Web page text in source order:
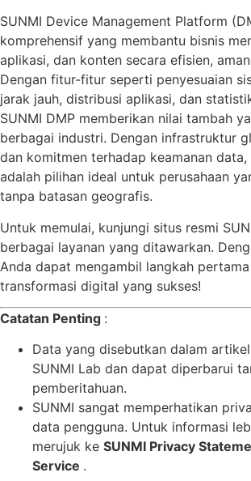
SUNMI Device Management Platform
komprehensif yang membantu bisnis
aplikasi, dan konten secara efisien,
Dengan fitur-fitur seperti penyesuaian
jarak jauh, distribusi aplikasi, dan
SUNMI DMP memberikan nilai tambah
berbagai industri. Dengan infrastruktur
dan komitmen terhadap keamanan data,
adalah pilihan ideal untuk perusahaan
tanpa batasan geografis.
Untuk memulai, kunjungi situs resmi
berbagai layanan yang ditawarkan.
Anda dapat mengambil langkah
transformasi digital yang sukses!
Catatan Penting :
Data yang disebutkan dalam
SUNMI Lab dan dapat diperbarui
pemberitahuan.
SUNMI sangat memperhatikan
data pengguna. Untuk informasi
merujuk ke SUNMI Privacy
Service .